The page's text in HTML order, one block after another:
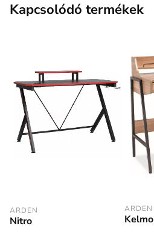
Kapcsolódó termékek
ARDEN
Nitro
ARDEN
Kelmo